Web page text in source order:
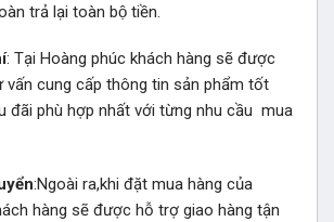
trả lại toàn bộ tiền.
: Tại Hoàng phúc khách hàng sẽ được
vấn cung cấp thông tin sản phẩm tốt
đãi phù hợp nhất với từng nhu cầu mua
:Ngoài ra,khi đặt mua hàng của
hàng sẽ được hỗ trợ giao hàng tận